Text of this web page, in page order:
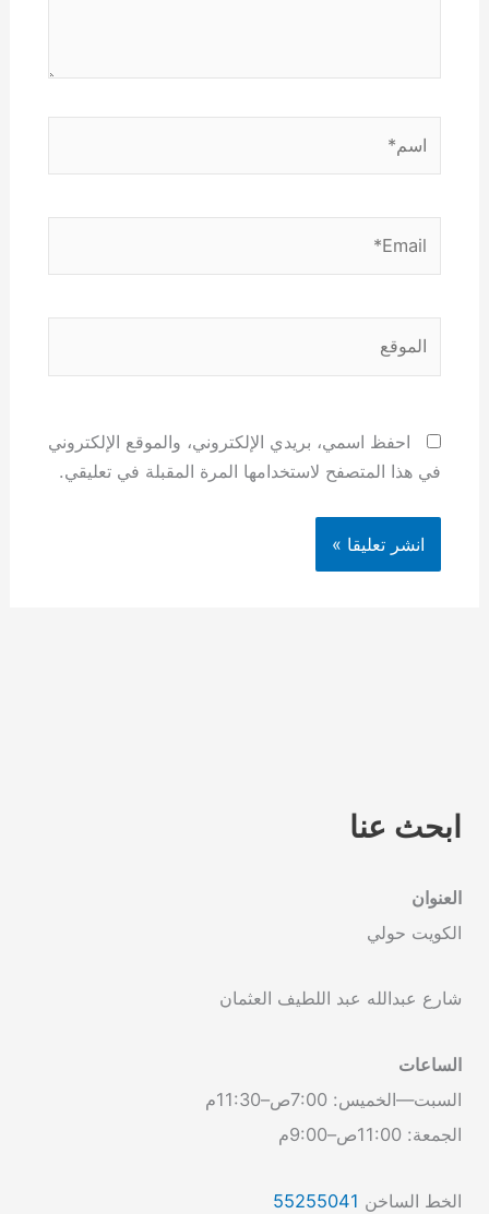
احفظ اسمي، بريدي الإلكتروني، والموقع الإلكتروني
في هذا المتصفح لاستخدامها المرة المقبلة في تعليقي.
ابحث عنا
العنوان
الكويت حولي
شارع عبدالله عبد اللطيف العثمان
الساعات
السبت—الخميس: 7:00ص–11:30م
الجمعة: 11:00ص–9:00م
الخط الساخن 55255041